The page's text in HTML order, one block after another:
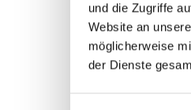
und die Zugriffe
Website an
möglicherweise
der Dienste